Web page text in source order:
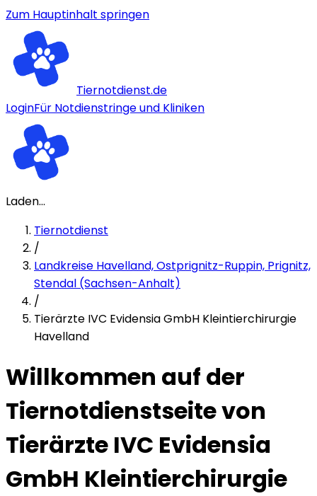
Zum Hauptinhalt springen
Tiernotdienst.de
LoginFür Notdienstringe und Kliniken
Laden...
Tiernotdienst
/
Landkreise Havelland, Ostprignitz-Ruppin, Prignitz,
Stendal (Sachsen-Anhalt)
/
Tierärzte IVC Evidensia GmbH Kleintierchirurgie
Havelland
Willkommen auf der
Tiernotdienstseite von
Tierärzte IVC Evidensia
GmbH Kleintierchirurgie